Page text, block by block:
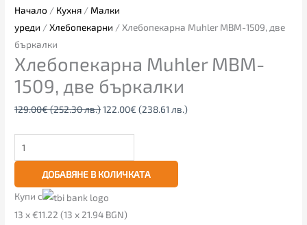
Начало / Кухня / Малки
уреди /Хлебопекарни / Хлебопекарна Muhler MBM-1509, две
бъркалки
Хлебопекарна Muhler MBM-
1509, две бъркалки
129.00€(252.30 лв.)122.00€ (238.61 лв.)
ДОБАВЯНЕ В КОЛИЧКАТА
Купи с
13 x €11.22 (13 x 21.94 BGN)